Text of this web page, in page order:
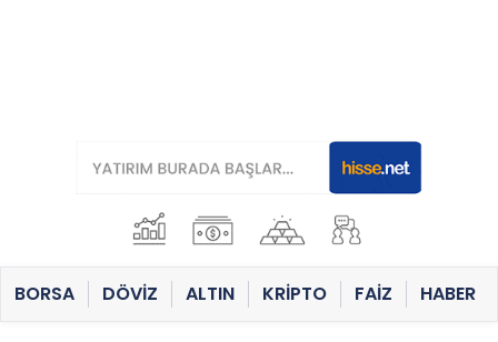
BORSA DÖVİZ ALTIN KRİPTO FAİZ HABER